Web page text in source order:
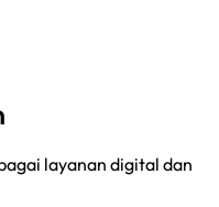
layanan digital dan